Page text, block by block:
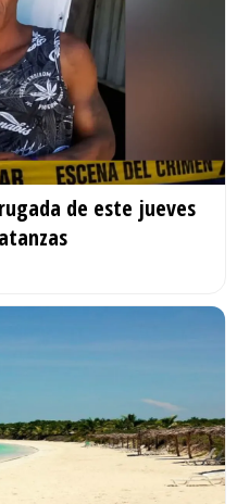
de este jueves